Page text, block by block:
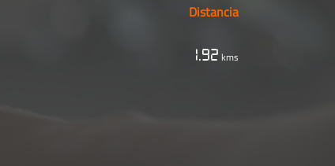
Distancia
1.92 kms